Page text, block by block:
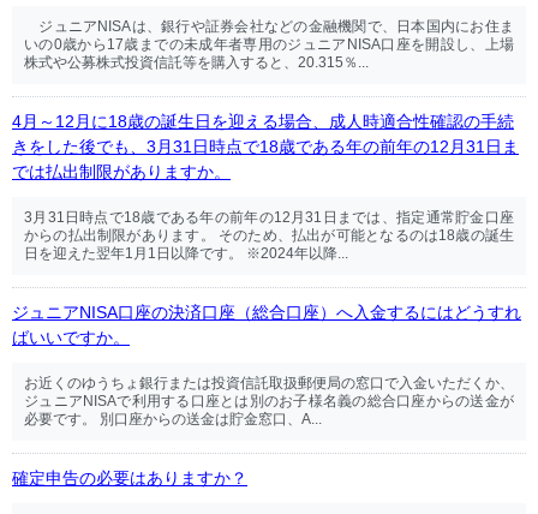
ジュニアNISAは、銀行や証券会社などの金融機関で、日本国内にお住ま
いの0歳から17歳までの未成年者専用のジュニアNISA口座を開設し、上場
株式や公募株式投資信託等を購入すると、20.315％...
4月～12月に18歳の誕生日を迎える場合、成人時適合性確認の手続
きをした後でも、3月31日時点で18歳である年の前年の12月31日ま
では払出制限がありますか。
3月31日時点で18歳である年の前年の12月31日までは、指定通常貯金口座
からの払出制限があります。 そのため、払出が可能となるのは18歳の誕生
日を迎えた翌年1月1日以降です。 ※2024年以降...
ジュニアNISA口座の決済口座（総合口座）へ入金するにはどうすれ
ばいいですか。
お近くのゆうちょ銀行または投資信託取扱郵便局の窓口で入金いただくか、
ジュニアNISAで利用する口座とは別のお子様名義の総合口座からの送金が
必要です。 別口座からの送金は貯金窓口、A...
確定申告の必要はありますか？